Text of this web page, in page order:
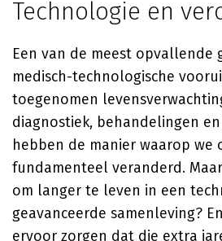
Technologie en
Een van de meest opvallende
medisch-technologische
toegenomen
diagnostiek, behandelingen
hebben de manier waarop we
fundamenteel veranderd.
om langer te leven in een
geavanceerde samenleving?
ervoor zorgen dat die extra